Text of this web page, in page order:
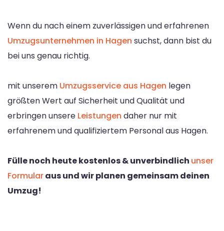
Wenn du nach einem zuverlässigen und erfahrenen
Umzugsunternehmen in Hagen suchst, dann bist du
bei uns genau richtig.
mit unserem Umzugsservice aus Hagen legen
größten Wert auf Sicherheit und Qualität und
erbringen unsere Leistungen daher nur mit
erfahrenem und qualifiziertem Personal aus Hagen.
Fülle noch heute kostenlos & unverbindlich unser
Formularaus und wir planen gemeinsam deinen
Umzug!